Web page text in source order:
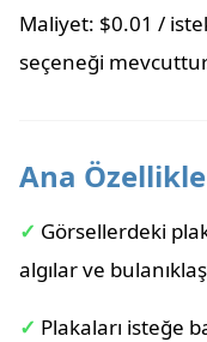
Maliyet: $0.01 /
seçeneği
Ana
✓ Görsellerdeki
algılar ve
✓ Plakaları isteğe